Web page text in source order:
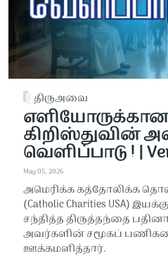
திருஅவை
கிறிஸ்துவின்
வெளிப்பாடு ! |
May 05, 2026
அமெரிக்க கத்தோலிக்க
(Catholic Charities USA)
சந்தித்த திருத்தந்தை
அவர்களின் சமூகப்
ஊக்கமளித்தார்.